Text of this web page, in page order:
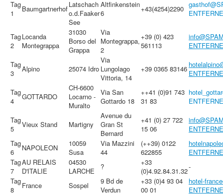
Cafe-Ecke
Tag
1
BaumgartnerhofLatschach
o.d.Faaker
See
Altfinkenstein
6
+43(4254)2290
Tag
2
Locanda
Montegrappa
31030
Borso del
Grappa
Via
Montegrappa,
2
+39 (0) 423
561113
Tag
3
Alpino 25074 Idro
Via
Lungolago
Vittoria, 14
+39 0365 83146
Tag
4
GOTTARDO
CH-6600
Locarno -
Muralto
Via San
Gottardo 18
++41 (0)91 743
31 83
Tag
5
Vieux Stand Martigny
Avenue du
Gran St
Bernard
+41 (0) 27 722
15 06
Tag
6
NAPOLEON
10059
Susa
Via Mazzini
44
(++39) 0122
622855
Tag
7
AU RELAIS
D'ITALIE
04530
LARCHE
?
+33
(0)4.92.84.31.32-
Tag
8
France Sospel
9 Bd de
Verdun
+33 (0)4 93 04
00 01
hotel-